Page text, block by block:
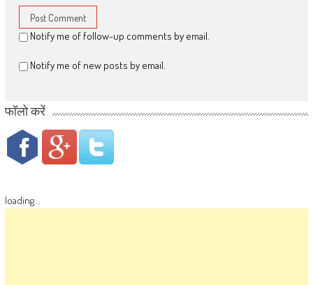
Notify me of follow-up comments by email.
Notify me of new posts by email.
फॉलो करें
loading...